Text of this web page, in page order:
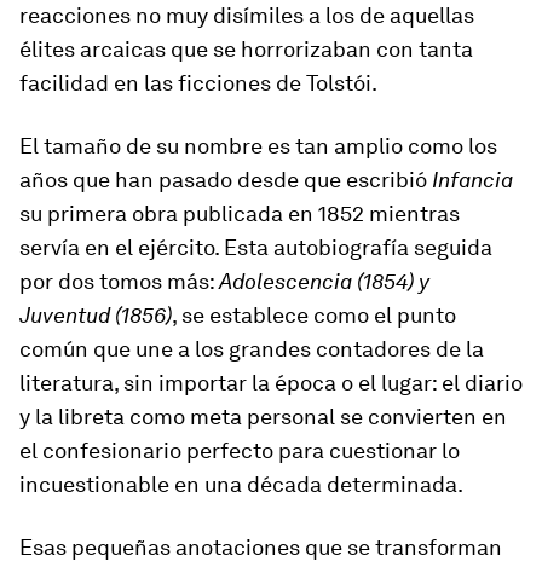
reacciones no muy disímiles a los de aquellas
élites arcaicas que se horrorizaban con tanta
facilidad en las ficciones de Tolstói.
El tamaño de su nombre es tan amplio como los
años que han pasado desde que escribió Infancia
su primera obra publicada en 1852 mientras
servía en el ejército. Esta autobiografía seguida
por dos tomos más:Adolescencia (1854) y
Juventud (1856), se establece como el punto
común que une a los grandes contadores de la
literatura, sin importar la época o el lugar: el diario
y la libreta como meta personal se convierten en
el confesionario perfecto para cuestionar lo
incuestionable en una década determinada.
Esas pequeñas anotaciones que se transforman